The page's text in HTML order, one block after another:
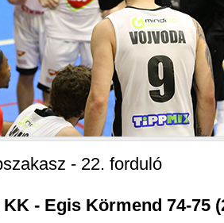
- 22. forduló
- Egis Körmend 74-75